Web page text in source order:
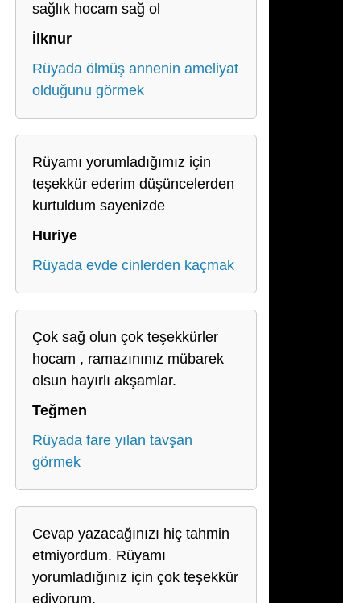
sağlık hocam sağ ol
İlknur
Rüyada ölmüş annenin ameliyat
olduğunu görmek
Rüyamı yorumladığımız için
teşekkür ederim düşüncelerden
kurtuldum sayenizde
Huriye
Rüyada evde cinlerden kaçmak
Çok sağ olun çok teşekkürler
hocam , ramazınınız mübarek
olsun hayırlı akşamlar.
Teğmen
Rüyada fare yılan tavşan
görmek
Cevap yazacağınızı hiç tahmin
etmiyordum. Rüyamı
yorumladığınız için çok teşekkür
ediyorum.